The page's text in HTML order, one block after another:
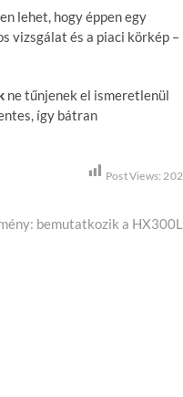
lehet, hogy éppen egy
vizsgálat és a piaci körkép –
ne tűnjenek el ismeretlenül
így bátran
Post Views: 202
bemutatkozik a HX300L